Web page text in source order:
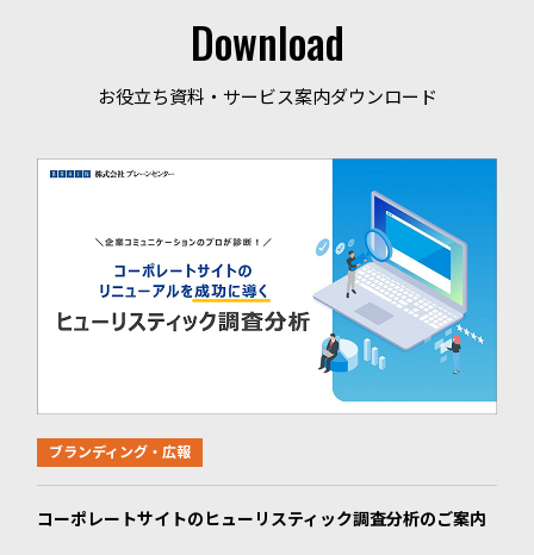
Download
お役立ち資料・サービス案内ダウンロード
ブランディング・広報
コーポレートサイトのヒューリスティック調査分析のご案内